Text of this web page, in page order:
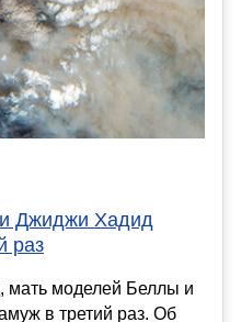
Джиджи Хадид
раз
мать моделей Беллы и
в третий раз. Об